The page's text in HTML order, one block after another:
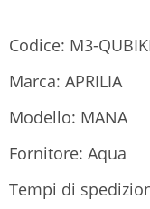
Codice: M3-
Marca: APRILIA
Modello: MANA
Fornitore: Aqua
Tempi di